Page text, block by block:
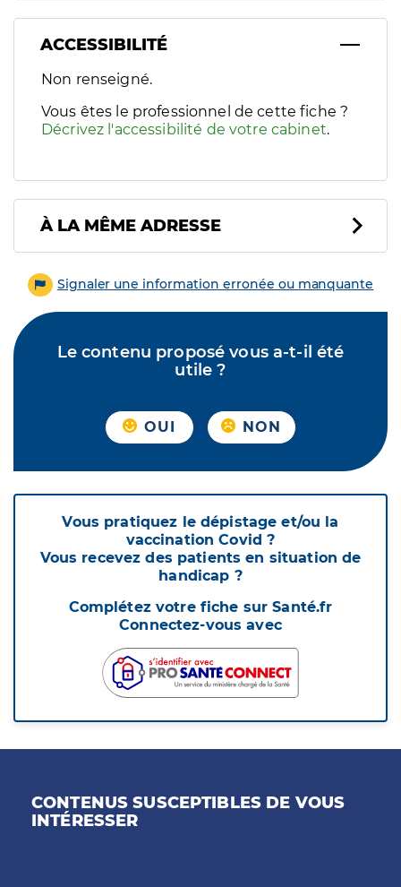
ACCESSIBILITÉ
Filtres
Sélectionnez un ou plusieurs handicaps/besoins
Non renseigné.
Vous êtes le professionnel de cette fiche ?
Décrivez l'accessibilité de votre cabinet.
À LA MÊME ADRESSE
Signaler une information erronée ou manquante
Le contenu proposé vous a-t-il été
utile ?
OUI NON
Vous pratiquez le dépistage et/ou la
vaccination Covid ?
Vous recevez des patients en situation de
handicap ?
Complétez votre fiche sur Santé.fr
Connectez-vous avec
CONTENUS SUSCEPTIBLES DE VOUS
INTÉRESSER